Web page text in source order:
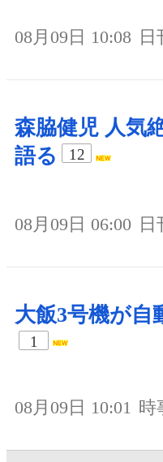
08月09日 10:08 日
森脇健児 人気
語る
12
08月09日 06:00 日
大飯3号機が自
1
08月09日 10:01 時